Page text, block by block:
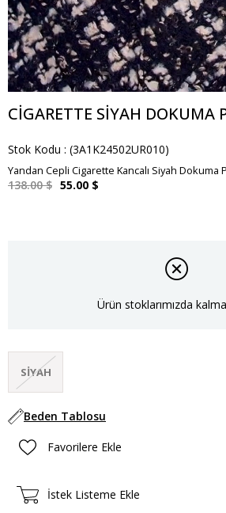
CIGARETTE SIYAH DOKUMA
Stok Kodu (3A1K24502UR010)
Yandan Cepli Cigarette Kancalı Siyah Dokuma
138.00 $ 55.00 $
Ürün stoklarımızda
SIYAH
Beden Tablosu
Favorilere Ekle
İstek Listeme Ekle